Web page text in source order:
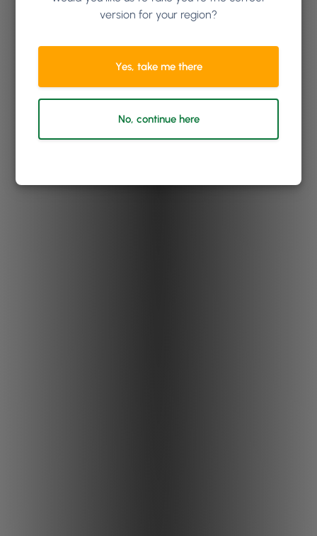
version for your region?
Yes, take me there
No, continue here